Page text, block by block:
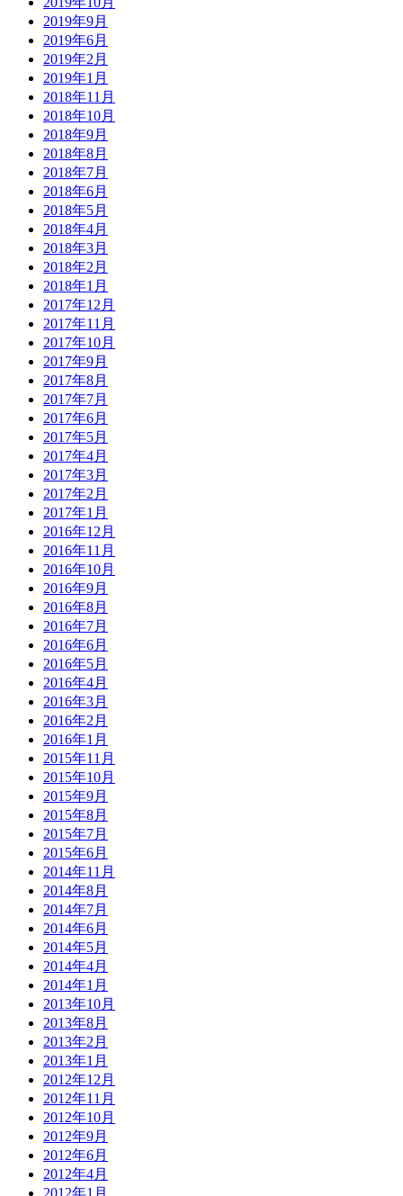
2019年9月
2019年6月
2019年2月
2019年1月
2018年11月
2018年10月
2018年9月
2018年8月
2018年7月
2018年6月
2018年5月
2018年4月
2018年3月
2018年2月
2018年1月
2017年12月
2017年11月
2017年10月
2017年9月
2017年8月
2017年7月
2017年6月
2017年5月
2017年4月
2017年3月
2017年2月
2017年1月
2016年12月
2016年11月
2016年10月
2016年9月
2016年8月
2016年7月
2016年6月
2016年5月
2016年4月
2016年3月
2016年2月
2016年1月
2015年11月
2015年10月
2015年9月
2015年8月
2015年7月
2015年6月
2014年11月
2014年8月
2014年7月
2014年6月
2014年5月
2014年4月
2014年1月
2013年10月
2013年8月
2013年2月
2013年1月
2012年12月
2012年11月
2012年10月
2012年9月
2012年6月
2012年4月